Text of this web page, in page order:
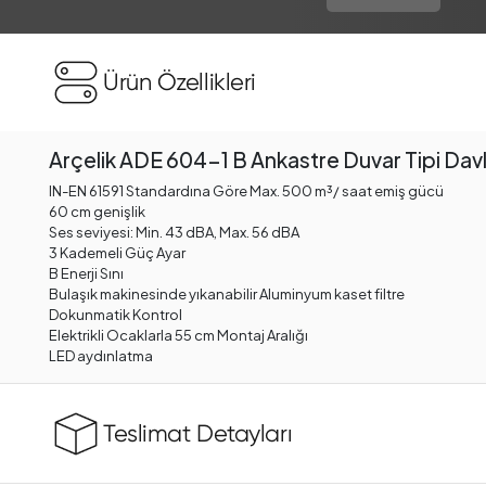
Ürün Özellikleri
Arçelik ADE 604-1 B Ankastre Duvar Tipi
IN-EN 61591 Standardına Göre Max. 500 m³/ saat emiş gücü
60 cm genişlik
Ses seviyesi: Min. 43 dBA, Max. 56 dBA
3 Kademeli Güç Ayar
B Enerji Sını
Bulaşık makinesinde yıkanabilir Aluminyum kaset filtre
Dokunmatik Kontrol
Elektrikli Ocaklarla 55 cm Montaj Aralığı
LED aydınlatma
Teslimat Detayları